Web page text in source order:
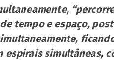
tempo e espaço,
espirais simultâneas,